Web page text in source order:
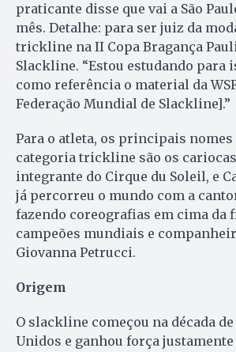
praticante disse que vai a São
mês. Detalhe: para ser juiz da
trickline na II Copa Bragança
Slackline. “Estou estudando para
como referência o material da
Federação Mundial de Slackline].”
Para o atleta, os principais
categoria trickline são os
integrante do Cirque du Soleil, e
já percorreu o mundo com a
fazendo coreografias em cima da
campeões mundiais e
Giovanna Petrucci.
Origem
O slackline começou na década
Unidos e ganhou força justamente